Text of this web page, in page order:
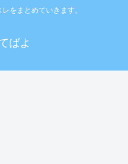
をまとめていきます。
ばよ